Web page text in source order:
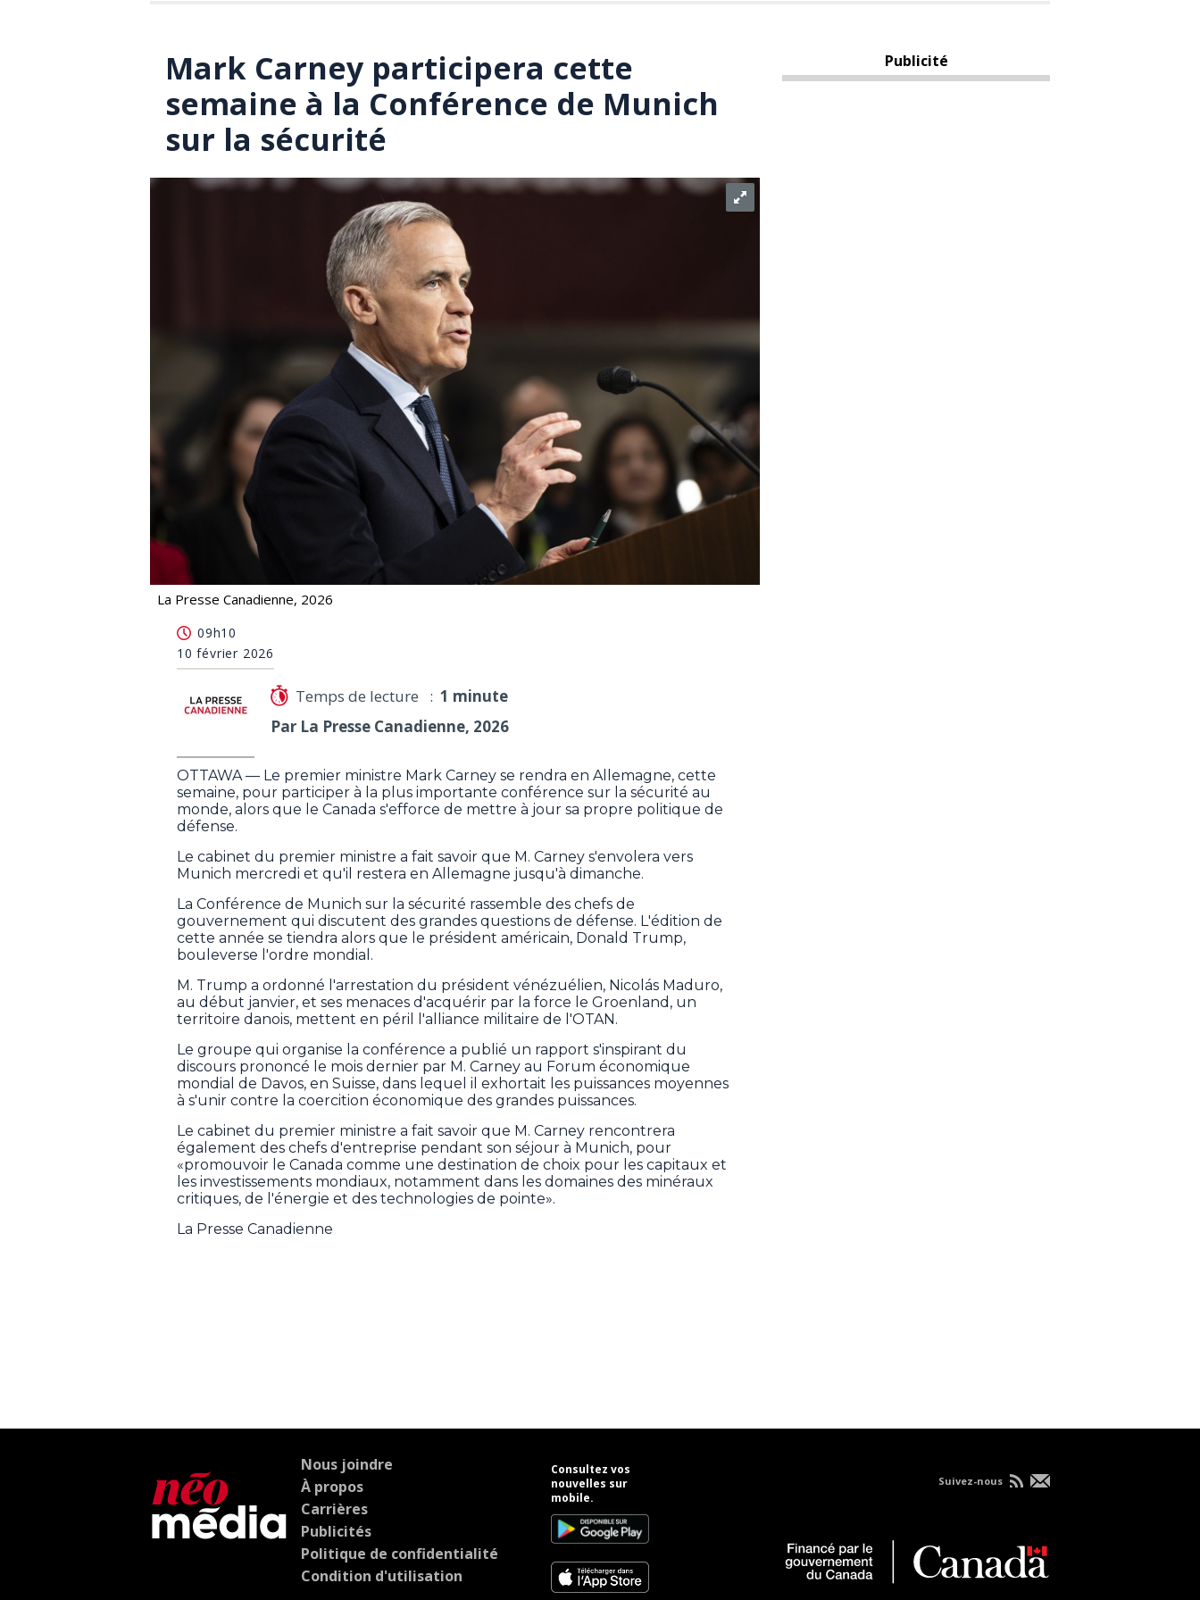
Mark Carney participera cette
semaine à la Conférence de Munich
sur la sécurité
La Presse Canadienne, 2026
09h10
10 février 2026
Temps de lecture : 1 minute
Par La Presse Canadienne, 2026
OTTAWA — Le premier ministre Mark Carney se rendra en Allemagne, cette
semaine, pour participer à la plus importante conférence sur la sécurité au
monde, alors que le Canada s'efforce de mettre à jour sa propre politique de
défense.
Le cabinet du premier ministre a fait savoir que M. Carney s'envolera vers
Munich mercredi et qu'il restera en Allemagne jusqu'à dimanche.
La Conférence de Munich sur la sécurité rassemble des chefs de
gouvernement qui discutent des grandes questions de défense. L'édition de
cette année se tiendra alors que le président américain, Donald Trump,
bouleverse l'ordre mondial.
M. Trump a ordonné l'arrestation du président vénézuélien, Nicolás Maduro,
au début janvier, et ses menaces d'acquérir par la force le Groenland, un
territoire danois, mettent en péril l'alliance militaire de l'OTAN.
Le groupe qui organise la conférence a publié un rapport s'inspirant du
discours prononcé le mois dernier par M. Carney au Forum économique
mondial de Davos, en Suisse, dans lequel il exhortait les puissances moyennes
à s'unir contre la coercition économique des grandes puissances.
Le cabinet du premier ministre a fait savoir que M. Carney rencontrera
également des chefs d'entreprise pendant son séjour à Munich, pour
«promouvoir le Canada comme une destination de choix pour les capitaux et
les investissements mondiaux, notamment dans les domaines des minéraux
critiques, de l'énergie et des technologies de pointe».
La Presse Canadienne
Publicité
Nous joindre
À propos
Carrières
Publicités
Politique de confidentialité
Condition d'utilisation
Consultez vos
nouvelles sur
mobile.
Suivez-nous